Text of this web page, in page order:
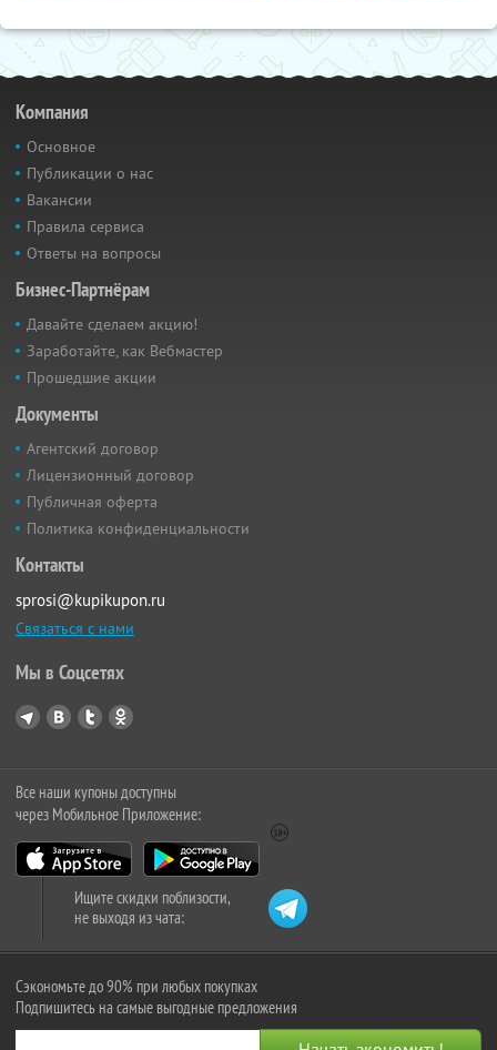
Компания
Основное
Публикации о нас
Вакансии
Правила сервиса
Ответы на вопросы
Бизнес-Партнёрам
Давайте сделаем акцию!
Заработайте, как Вебмастер
Прошедшие акции
Документы
Агентский договор
Лицензионный договор
Публичная оферта
Политика конфиденциальности
Контакты
sprosi@kupikupon.ru
Связаться с нами
Мы в Соцсетях
Все наши купоны доступны
через Мобильное Приложение:
Ищите скидки поблизости,
не выходя из чата:
Сэкономьте до 90% при любых покупках
Подпишитесь на самые выгодные предложения